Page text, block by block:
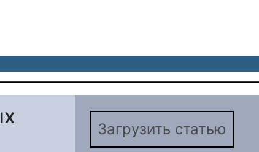
Загрузить статью